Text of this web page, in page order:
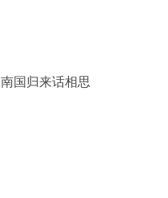
南国归来话相思